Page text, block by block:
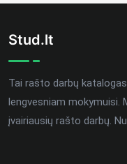
Stud.lt
Tai rašto darbų
lengvesniam mokymuisi.
įvairiausių rašto darbų.